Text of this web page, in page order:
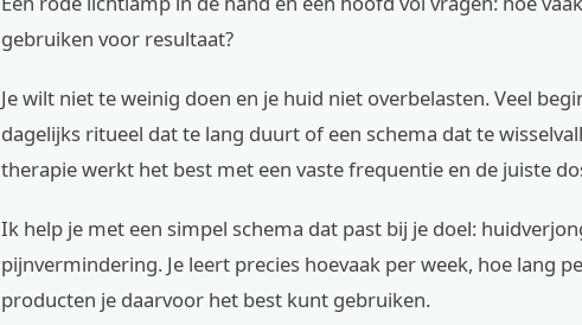
gebruiken voor resultaat?
Je wilt niet te weinig doen en je huid niet overbelasten. Veel
dagelijks ritueel dat te lang duurt of een schema dat te
therapie werkt het best met een vaste frequentie en de juiste
Ik help je met een simpel schema dat past bij je doel:
pijnvermindering. Je leert precies hoevaak per week, hoe lang
producten je daarvoor het best kunt gebruiken.